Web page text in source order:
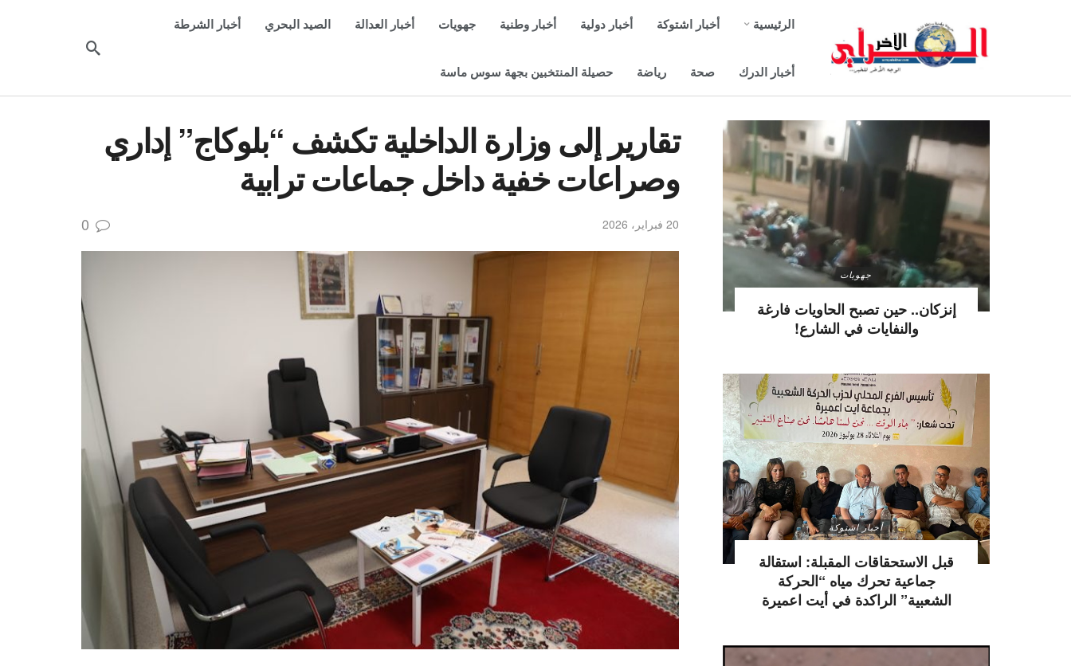
الرئيسية أخبار اشتوكة أخبار دولية أخبار وطنية جهويات أخبار العدالة الصيد البحري أخبار الشرطة
أخبار الدرك صحة رياضة حصيلة المنتخبين بجهة سوس ماسة
تقارير إلى وزارة الداخلية تكشف “بلوكاج” إداري
وصراعات خفية داخل جماعات ترابية
20 فبراير، 2026 0
جهويات
إنزكان.. حين تصبح الحاويات فارغة
والنفايات في الشارع!
أخبار اشتوكة
قبل الاستحقاقات المقبلة: استقالة
جماعية تحرك مياه “الحركة
الشعبية” الراكدة في أيت اعميرة